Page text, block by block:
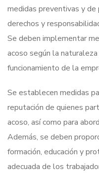
medidas preventivas y de
derechos y
Se deben implementar
acoso según la
funcionamiento de la
Se establecen medidas
reputación de quienes
acoso, así como para
Además, se deben
formación, educación y
adecuada de los